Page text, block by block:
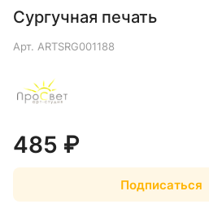
Сургучная печать
Арт. ARTSRG001188
485 ₽
Подписаться